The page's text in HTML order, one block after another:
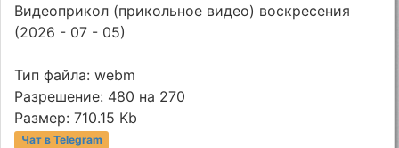
Видеоприкол (прикольное видео) воскресения
(2026 - 07 - 05)
Тип файла: webm
Разрешение: 480 на 270
Размер: 710.15 Kb
Чат в Telegram